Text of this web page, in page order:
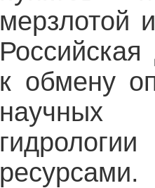
мерзлотой
к обмену
научных
ресурсами.